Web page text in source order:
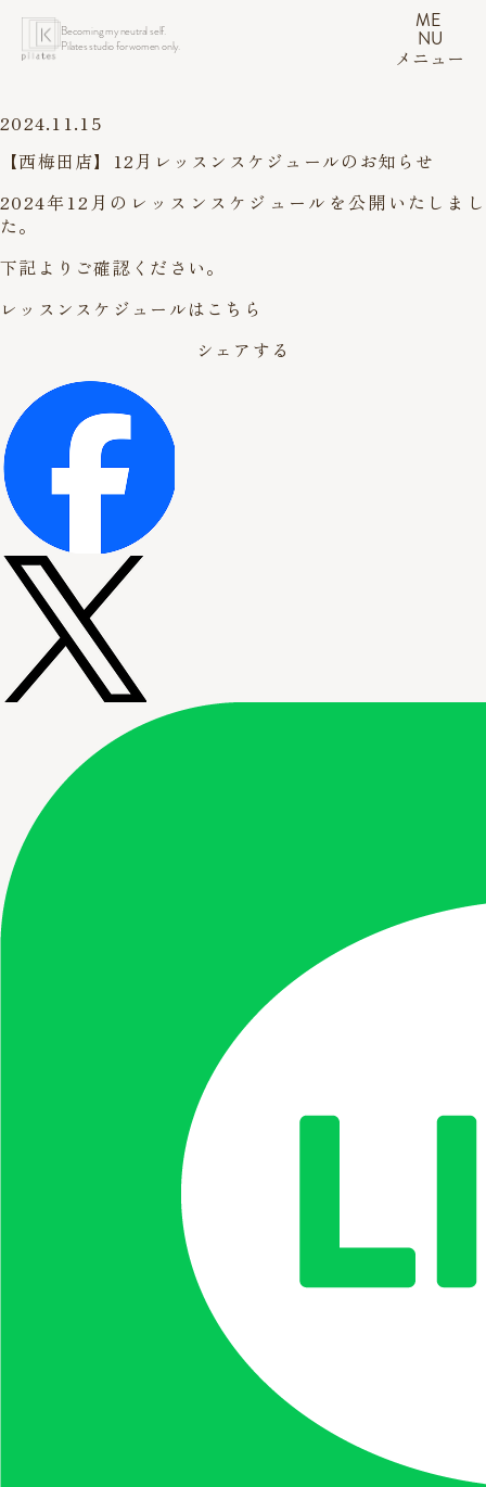
Becoming my neutral self.
Pilates studio for women only.
ME
NU
メニュー
2024.11.15
【西梅田店】12月レッスンスケジュールのお知らせ
2024年12月のレッスンスケジュールを公開いたしまし
た。
下記よりご確認ください。
レッスンスケジュールはこちら
シェアする